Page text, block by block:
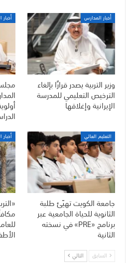
أخبار المدارس
وزير التربية يصدر قرارًا بإلغاء
الترخيص التعليمي للمدرسة
الإيرانية وإغلاقها
التعليم العالي
جامعة الكويت تهيّئ طلبة
الثانوية للحياة الجامعية عبر
برنامج «PRE» في نسخته
الثانية
السابق التالي